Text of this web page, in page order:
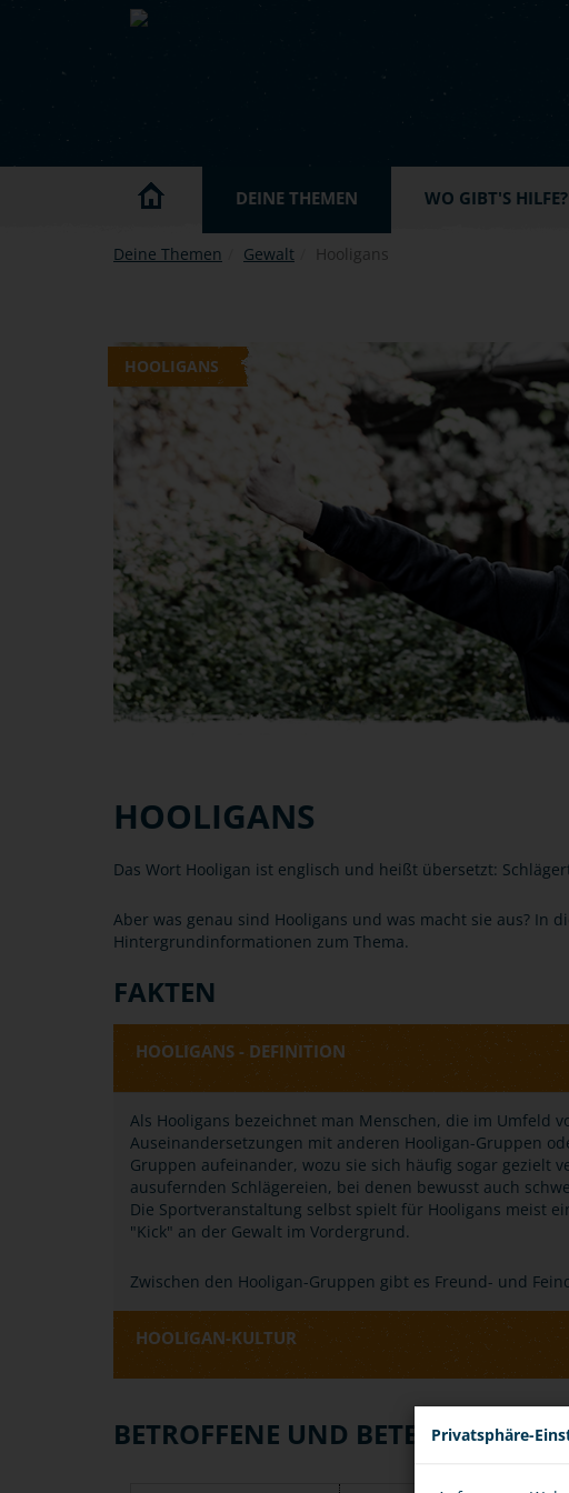
Skip to main content
DEINE THEMEN WO GIBT'S HILFE?
Deine Themen Gewalt Hooligans
HOOLIGANS
HOOLIGANS
Das Wort Hooligan ist englisch und heißt übersetzt:
Aber was genau sind Hooligans und was macht sie aus? In
Hintergrundinformationen zum Thema.
FAKTEN
HOOLIGANS - DEFINITION
Als Hooligans bezeichnet man Menschen, die im Umfeld
Auseinandersetzungen mit anderen Hooligan-Gruppen
Gruppen aufeinander, wozu sie sich häufig sogar gezielt
ausufernden Schlägereien, bei denen bewusst auch
Die Sportveranstaltung selbst spielt für Hooligans meist
"Kick" an der Gewalt im Vordergrund.
Zwischen den Hooligan-Gruppen gibt es Freund- und
HOOLIGAN-KULTUR
BETROFFENE UND BETEILIGTE
Privatsphäre-